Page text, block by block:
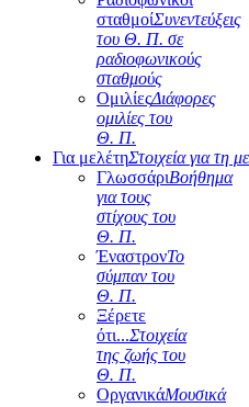
σταθμοίΣυνεντεύξεις
του Θ. Π. σε
ραδιοφωνικούς
σταθμούς
ΟμιλίεςΔιάφορες
ομιλίες του
Θ. Π.
Για μελέτηΣτοιχεία για τη
ΓλωσσάριΒοήθημα
για τους
στίχους του
Θ. Π.
ΈναστρονΤο
σύμπαν του
Θ. Π.
Ξέρετε
ότι...Στοιχεία
της ζωής του
Θ. Π.
ΟργανικάΜουσικά